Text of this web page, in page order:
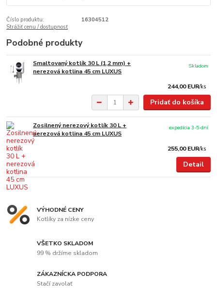
Číslo produktu:
16304512
Strážiť cenu / dostupnosť
Podobné produkty
Smaltovaný kotlík 30 L (1,2 mm) +
nerezová kotlina 45 cm LUXUS
244,00 EUR/ks
Skladom
Pridať do košíka
Zosilnený nerezový kotlík 30 L +
nerezová kotlina 45 cm LUXUS
255,00 EUR/ks
expedícia 3-5 dní
Detail
VÝHODNÉ CENY
Kotlíky za nízke ceny
VŠETKO SKLADOM
99 % držíme skladom
ZÁKAZNÍCKA PODPORA
Stačí zavolať